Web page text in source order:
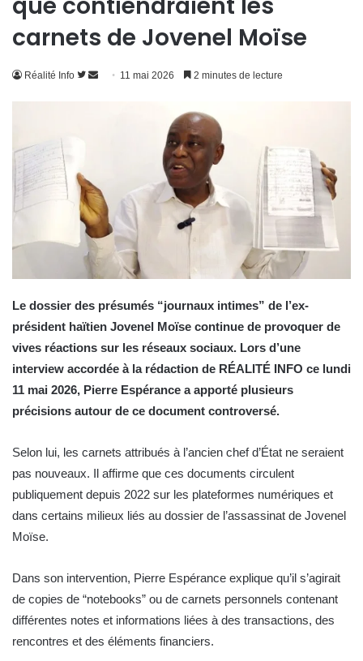
carnets de Jovenel Moïse
Réalité Info
Suivre
Envoyer11 mai 2026 2 minutes de lecture
Le dossier des présumés “journaux intimes” de l’ex-
président haïtien Jovenel Moïse continue de provoquer de
vives réactions sur les réseaux sociaux. Lors d’une
interview accordée à la rédaction de RÉALITÉ INFO ce lundi
11 mai 2026, Pierre Espérance a apporté plusieurs
précisions autour de ce document controversé.
Selon lui, les carnets attribués à l’ancien chef d’État ne seraient
pas nouveaux. Il affirme que ces documents circulent
publiquement depuis 2022 sur les plateformes numériques et
dans certains milieux liés au dossier de l’assassinat de Jovenel
Moïse.
Dans son intervention, Pierre Espérance explique qu’il s’agirait
de copies de “notebooks” ou de carnets personnels contenant
différentes notes et informations liées à des transactions, des
rencontres et des éléments financiers.